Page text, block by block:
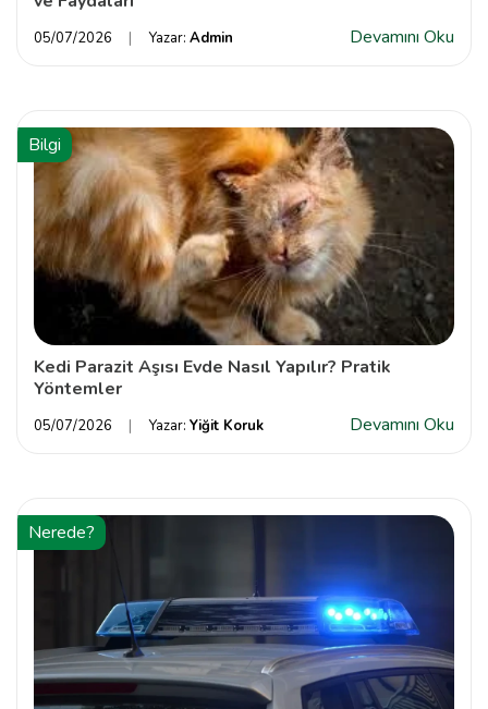
05/07/2026 Yazar: Admin Devamını Oku
Bilgi
Kedi Parazit Aşısı Evde Nasıl Yapılır? Pratik
Yöntemler
05/07/2026 Yazar: Yiğit Koruk Devamını Oku
Nerede?